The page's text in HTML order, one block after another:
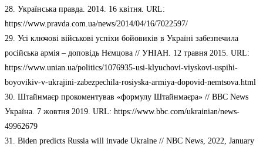
28. Українська правда. 2014. 16 квітня. URL:
https://www.pravda.com.ua/news/2014/04/16/7022597/
29. Усі ключові військові успіхи бойовиків в Україні забезпечила
російська армія – доповідь Нємцова // УНІАН. 12 травня 2015. URL:
https://www.unian.ua/politics/1076935-usi-klyuchovi-viyskovi-uspihi-
boyovikiv-v-ukrajini-zabezpechila-rosiyska-armiya-dopovid-nemtsova.html
30. Штайнмаєр прокоментував «формулу Штайнмаєра» // BBC News
Україна. 7 жовтня 2019. URL: https://www.bbc.com/ukrainian/news-
49962679
31. Biden predicts Russia will invade Ukraine // NBC News, 2022, January